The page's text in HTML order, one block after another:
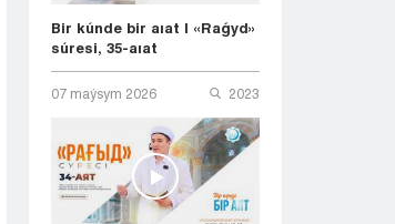
Bir kúnde bir aıat | «Raǵyd»
súresi, 35-aıat
07 maýsym 2026 2023